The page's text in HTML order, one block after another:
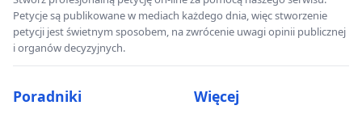
Petycje są publikowane w mediach każdego dnia, więc stworzenie
petycji jest świetnym sposobem, na zwrócenie uwagi opinii publicznej
i organów decyzyjnych.
Poradniki Więcej